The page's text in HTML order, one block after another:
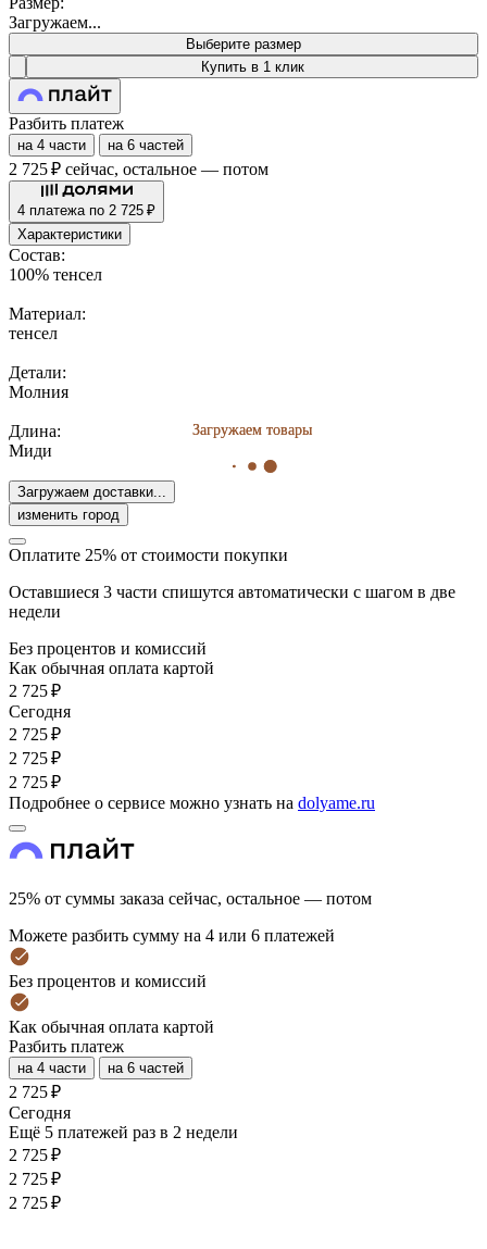
Загружаем...
Выберите размер
Купить в 1 клик
Разбить платеж
на 4 части на 6 частей
2 725 ₽ сейчас, остальное — потом
4 платежа по 2 725 ₽
Характеристики
Состав:
100% тенсел
Материал:
тенсел
Детали:
Молния
Длина:
Миди
Загружаем доставки...
изменить город
Оплатите 25% от стоимости покупки
Оставшиеся 3 части спишутся автоматически с шагом в две
недели
Без процентов и комиссий
Как обычная оплата картой
2 725 ₽
Cегодня
2 725 ₽
2 725 ₽
2 725 ₽
Подробнее о сервисе можно узнать на dolyame.ru
25% от суммы заказа сейчас, остальное — потом
Можете разбить сумму на 4 или 6 платежей
Без процентов и комиссий
Как обычная оплата картой
Разбить платеж
на 4 части на 6 частей
2 725 ₽
Cегодня
Ещё 5 платежей раз в 2 недели
2 725 ₽
2 725 ₽
2 725 ₽
Загружаем товары
Загружаем товары